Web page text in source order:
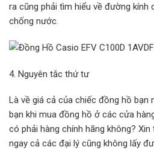
ra cũng phải tìm hiểu về đường kính
chống nước.
4. Nguyên tắc thứ tư
Là về giá cả của chiếc đồng hồ bạn
bạn khi mua đồng hồ ở các cửa
có phải hàng chính hãng không?
ngay cả các đại lý cũng không lấy